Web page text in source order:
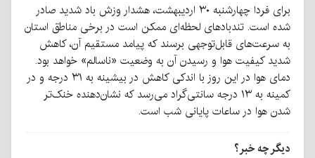
برای فردا چهارشنبه ۳۰ اردیبهشت، هشدار وزش باد شدید صادر
شده است. تندبادهای لحظه‌ای ممکن است در برخی مناطق استان
به سرعت‌های قابل‌توجهی برسند که پیامد مستقیم آن، کاهش
شدید کیفیت هوا و رسیدن آن به وضعیت «ناسالم» خواهد بود.
دمای هوا در این روز با اندکی کاهش در بیشینه به ۳۱ درجه و در
کمینه به ۱۳ درجه سانتی‌گراد می‌رسد که نشان‌دهنده خنک‌تر
شدن هوا در ساعات پایانی شب است.
دیگر چه خبر؟